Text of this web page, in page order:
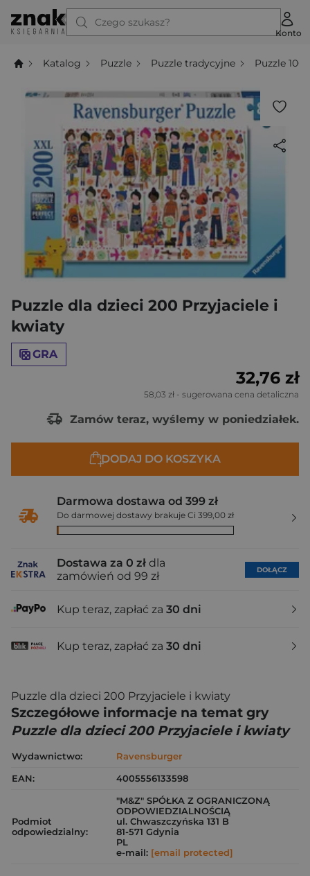
Czego szukasz?
Konto
Katalog Puzzle Puzzle tradycyjne Puzzle
Puzzle dla dzieci 200 Przyjaciele i
kwiaty
GRA
32,76 zł
58,03 zł - sugerowana cena detaliczna
Zamów teraz, wyślemy w poniedziałek.
DODAJ DO KOSZYKA
Darmowa dostawa od 399 zł
Do darmowej dostawy brakuje Ci 399,00 zł
Dostawa za 0 zł dla
zamówień od 99 zł
DOŁĄCZ
Kup teraz, zapłać za 30 dni
Kup teraz, zapłać za 30 dni
Puzzle dla dzieci 200 Przyjaciele i kwiaty
Szczegółowe informacje na temat gry
Puzzle dla dzieci 200 Przyjaciele i kwiaty
Wydawnictwo:
Ravensburger
EAN:
4005556133598
Podmiot
odpowiedzialny:
"M&Z" SPÓŁKA Z OGRANICZONĄ
ODPOWIEDZIALNOŚCIĄ
ul. Chwaszczyńska 131 B
81-571 Gdynia
PL
e-mail: [email protected]